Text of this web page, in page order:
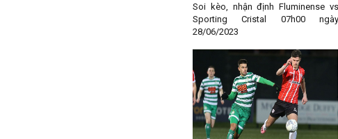
Soi kèo, nhận định Fluminense vs
Sporting Cristal 07h00 ngày
28/06/2023